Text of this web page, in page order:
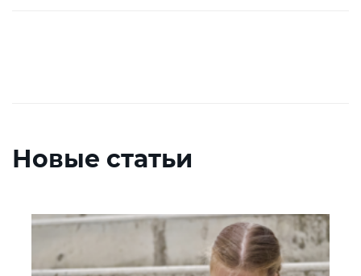
Новые статьи